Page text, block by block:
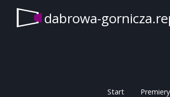
dabrowa-
Start Premiery